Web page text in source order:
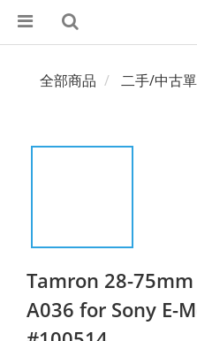
全部商品 二手/中古
Tamron 28-
A036 for Sony E-